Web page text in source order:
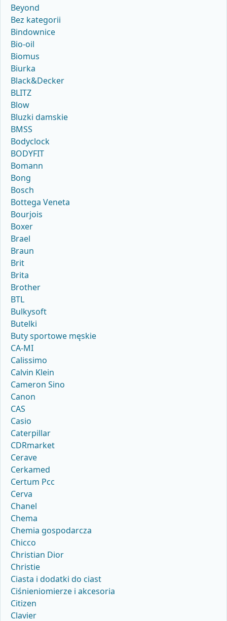
Beyond
Bez kategorii
Bindownice
Bio-oil
Biomus
Biurka
Black&Decker
BLITZ
Blow
Bluzki damskie
BMSS
Bodyclock
BODYFIT
Bomann
Bong
Bosch
Bottega Veneta
Bourjois
Boxer
Brael
Braun
Brit
Brita
Brother
BTL
Bulkysoft
Butelki
Buty sportowe męskie
CA-MI
Calissimo
Calvin Klein
Cameron Sino
Canon
CAS
Casio
Caterpillar
CDRmarket
Cerave
Cerkamed
Certum Pcc
Cerva
Chanel
Chema
Chemia gospodarcza
Chicco
Christian Dior
Christie
Ciasta i dodatki do ciast
Ciśnieniomierze i akcesoria
Citizen
Clavier